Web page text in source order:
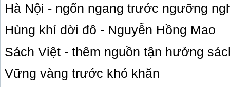
Hà Nội - ngổn ngang trước ngưỡng
Hùng khí dời đô - Nguyễn Hồng Mao
Sách Việt - thêm nguồn tận hưởng
Vững vàng trước khó khăn